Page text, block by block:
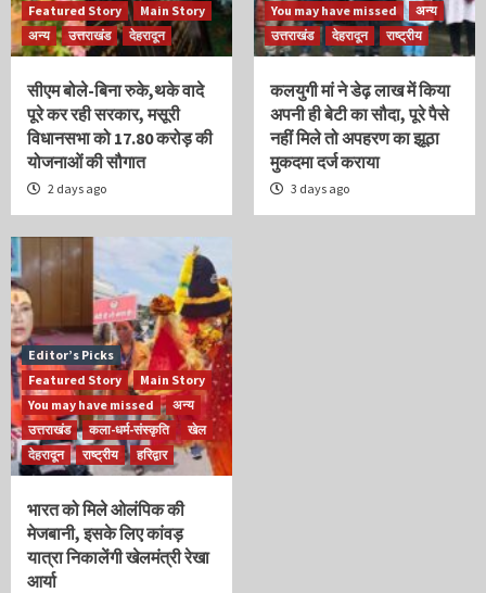
Featured Story
Main Story
अन्य
उत्तराखंड देहरादून
सीएम बोले-बिना रुके,थके वादे
पूरे कर रही सरकार, मसूरी
विधानसभा को 17.80 करोड़ की
योजनाओं की सौगात
2 days ago
You may have missed
अन्य
उत्तराखंड
देहरादून राष्ट्रीय
कलयुगी मां ने डेढ़ लाख में किया
अपनी ही बेटी का सौदा, पूरे पैसे
नहीं मिले तो अपहरण का झूठा
मुकदमा दर्ज कराया
3 days ago
Editor’s Picks
Featured Story
Main Story
You may have missed
अन्य
उत्तराखंड
कला-धर्म-संस्कृति
खेल
देहरादून
राष्ट्रीय हरिद्वार
भारत को मिले ओलंपिक की
मेजबानी, इसके लिए कांवड़
यात्रा निकालेंगी खेलमंत्री रेखा
आर्या